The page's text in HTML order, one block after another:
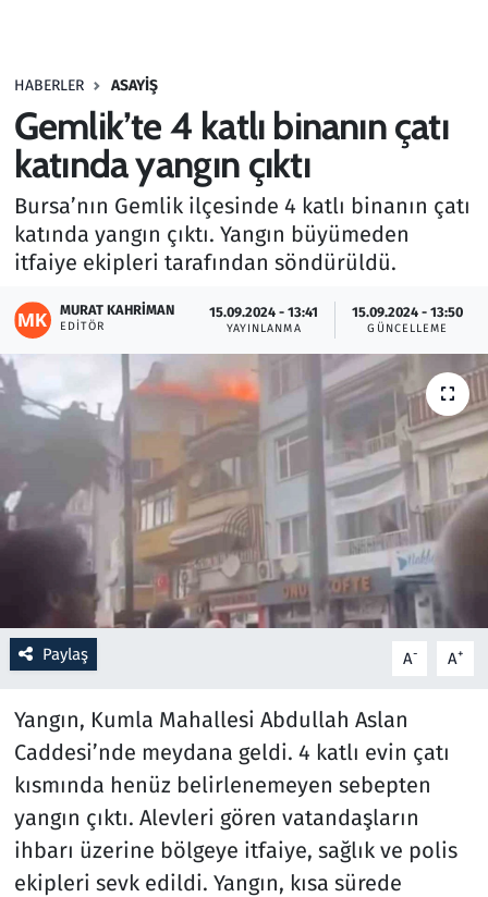
HABERLER ASAYIŞ
Gemlik’te 4 katlı binanın çatı
katında yangın çıktı
Bursa’nın Gemlik ilçesinde 4 katlı binanın çatı
katında yangın çıktı. Yangın büyümeden
itfaiye ekipleri tarafından söndürüldü.
MURAT KAHRIMAN
EDITÖR
15.09.2024 - 13:41
YAYINLANMA
15.09.2024 - 13:50
GÜNCELLEME
Paylaş A- A+
Yangın, Kumla Mahallesi Abdullah Aslan
Caddesi’nde meydana geldi. 4 katlı evin çatı
kısmında henüz belirlenemeyen sebepten
yangın çıktı. Alevleri gören vatandaşların
ihbarı üzerine bölgeye itfaiye, sağlık ve polis
ekipleri sevk edildi. Yangın, kısa sürede
Haber
Kültür Sanat
Kurumsal Haberler
Lezzet Durağı
Memur ve Kamu
Otomobil
Oyun
Ramazan
Resmi İlanlar
Rüya Tabirleri
Sağlık
Seçim 2023
Spor
Teknoloji ve Bilim